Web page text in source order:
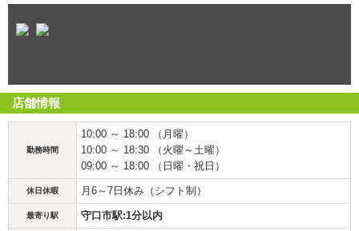
店舗情報
勤務時間
10:00 ～ 18:00 （月曜）
10:00 ～ 18:30 （火曜～土曜）
09:00 ～ 18:00 （日曜・祝日）
休日休暇 月6～7日休み（シフト制）
最寄り駅 守口市駅:1分以内